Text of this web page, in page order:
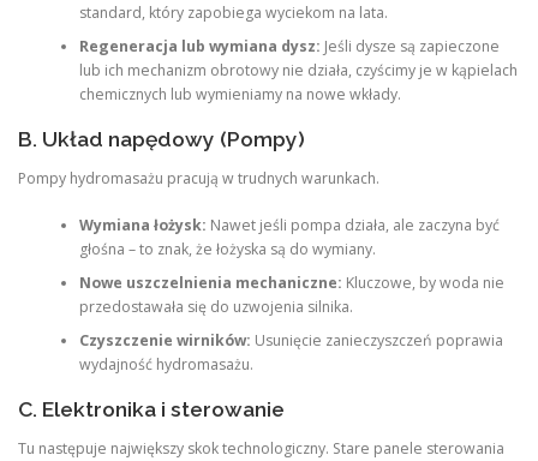
standard, który zapobiega wyciekom na lata.
Regeneracja lub wymiana dysz: Jeśli dysze są zapieczone
lub ich mechanizm obrotowy nie działa, czyścimy je w kąpielach
chemicznych lub wymieniamy na nowe wkłady.
B. Układ napędowy (Pompy)
Pompy hydromasażu pracują w trudnych warunkach.
Wymiana łożysk: Nawet jeśli pompa działa, ale zaczyna być
głośna – to znak, że łożyska są do wymiany.
Nowe uszczelnienia mechaniczne: Kluczowe, by woda nie
przedostawała się do uzwojenia silnika.
Czyszczenie wirników: Usunięcie zanieczyszczeń poprawia
wydajność hydromasażu.
C. Elektronika i sterowanie
Tu następuje największy skok technologiczny. Stare panele sterowania